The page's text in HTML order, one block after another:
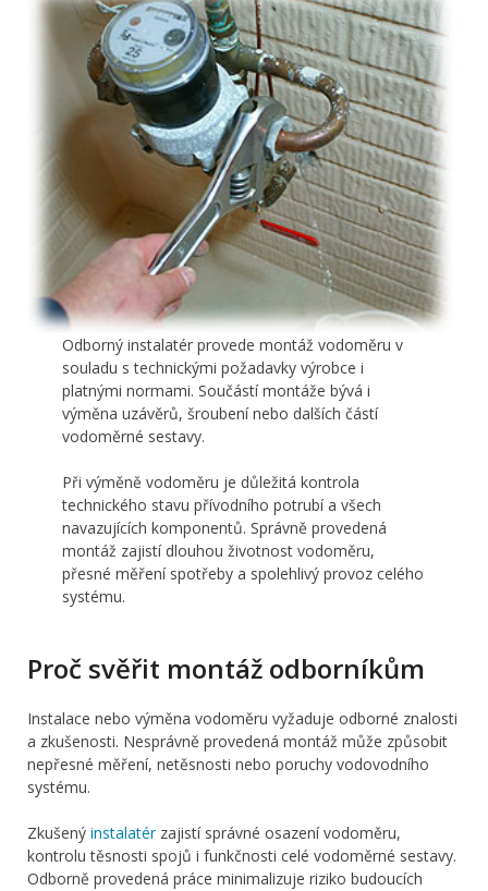
Odborný instalatér provede montáž vodoměru v
souladu s technickými požadavky výrobce i
platnými normami. Součástí montáže bývá i
výměna uzávěrů, šroubení nebo dalších částí
vodoměrné sestavy.
Při výměně vodoměru je důležitá kontrola
technického stavu přívodního potrubí a všech
navazujících komponentů. Správně provedená
montáž zajistí dlouhou životnost vodoměru,
přesné měření spotřeby a spolehlivý provoz celého
systému.
Proč svěřit montáž odborníkům
Instalace nebo výměna vodoměru vyžaduje odborné znalosti
a zkušenosti. Nesprávně provedená montáž může způsobit
nepřesné měření, netěsnosti nebo poruchy vodovodního
systému.
Zkušený instalatérzajistí správné osazení vodoměru,
kontrolu těsnosti spojů i funkčnosti celé vodoměrné sestavy.
Odborně provedená práce minimalizuje riziko budoucích